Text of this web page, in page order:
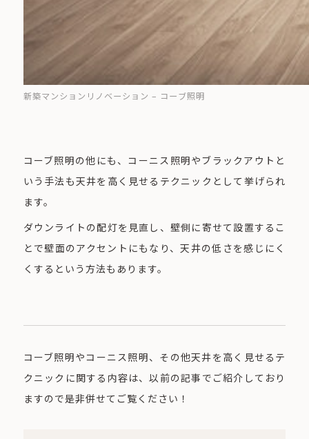
新築マンションリノベーション – コーブ照明
コーブ照明の他にも、コーニス照明やブラックアウトと
いう手法も天井を高く見せるテクニックとして挙げられ
ます。
ダウンライトの配灯を見直し、壁側に寄せて設置するこ
とで壁面のアクセントにもなり、天井の低さを感じにく
くするという方法もあります。
コーブ照明やコーニス照明、その他天井を高く見せるテ
クニックに関する内容は、以前の記事でご紹介しており
ますので是非併せてご覧ください！